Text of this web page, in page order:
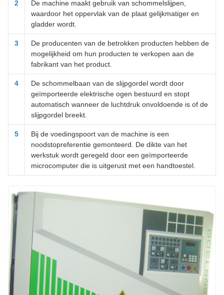
2
De machine maakt gebruik van schommelslijpen,
waardoor het oppervlak van de plaat gelijkmatiger en
gladder wordt.
3
De producenten van de betrokken producten hebben de
mogelijkheid om hun producten te verkopen aan de
fabrikant van het product.
4
De schommelbaan van de slijpgordel wordt door
geïmporteerde elektrische ogen bestuurd en stopt
automatisch wanneer de luchtdruk onvoldoende is of de
slijpgordel breekt.
5
Bij de voedingspoort van de machine is een
noodstopreferentie gemonteerd. De dikte van het
werkstuk wordt geregeld door een geïmporteerde
microcomputer die is uitgerust met een handtoestel.